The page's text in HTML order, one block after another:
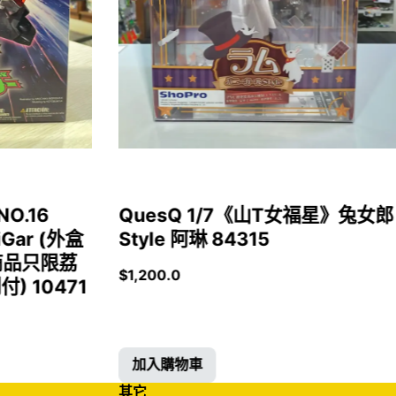
(外盒
只限荔
) 10471
QuesQ 1/7《山T女福星》兔女郎
Style 阿琳 84315
$1,200.0
加入購物車
其它